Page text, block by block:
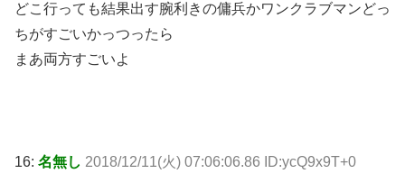
どこ行っても結果出す腕利きの傭兵かワンクラブマンどっ
ちがすごいかっつったら
まあ両方すごいよ
16: 名無し 2018/12/11(火) 07:06:06.86 ID:ycQ9x9T+0